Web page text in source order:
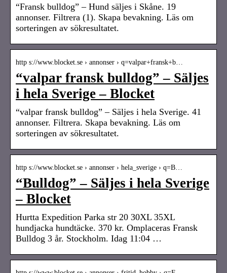
“Fransk bulldog” – Hund säljes i Skåne. 19
annonser. Filtrera (1). Skapa bevakning. Läs om
sorteringen av sökresultatet.
http s://www.blocket.se › annonser › q=valpar+fransk+b…
“valpar fransk bulldog” – Säljes
i hela Sverige – Blocket
“valpar fransk bulldog” – Säljes i hela Sverige. 41
annonser. Filtrera. Skapa bevakning. Läs om
sorteringen av sökresultatet.
http s://www.blocket.se › annonser › hela_sverige › q=B…
“Bulldog” – Säljes i hela Sverige
– Blocket
Hurtta Expedition Parka str 20 30XL 35XL
hundjacka hundtäcke. 370 kr. Omplaceras Fransk
Bulldog 3 år. Stockholm. Idag 11:04 …